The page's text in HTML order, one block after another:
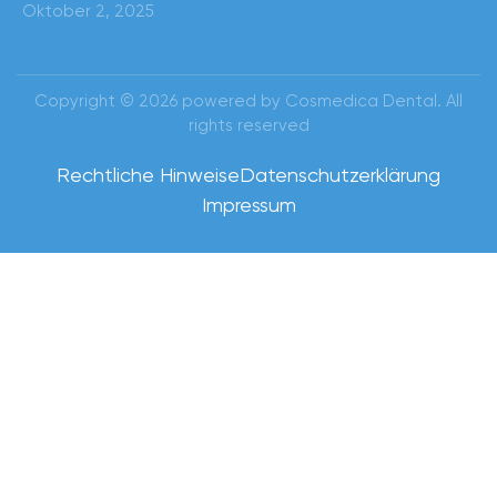
Oktober 2, 2025
Copyright © 2026 powered by Cosmedica Dental. All
rights reserved
Rechtliche HinweiseDatenschutzerklärung
Impressum